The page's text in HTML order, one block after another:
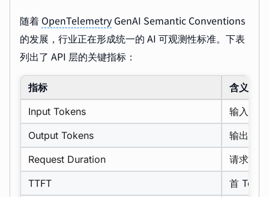
随着 OpenTelemetry GenAI Semantic Conventions
的发展，行业正在形成统一的 AI 可观测性标准。下表
列出了 API 层的关键指标：
指标
含义
Input Tokens
输入
Output Tokens
输出
Request Duration
请求耗时
TTFT
首